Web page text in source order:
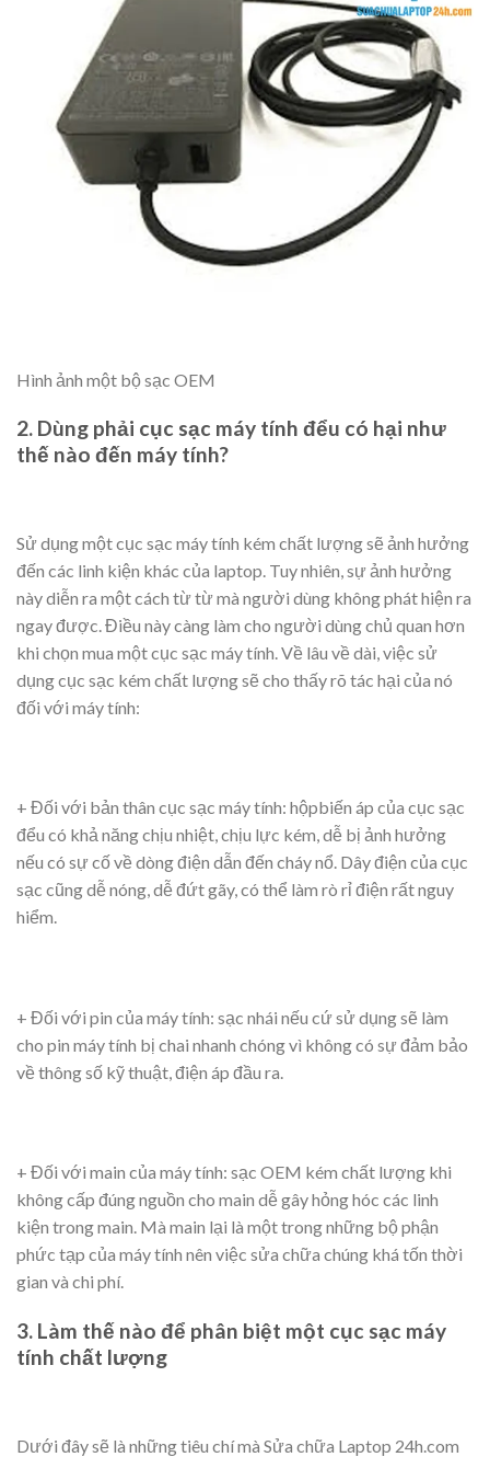
Hình ảnh một bộ sạc OEM
2. Dùng phải cục sạc máy tính đểu có hại như
thế nào đến máy tính?
Sử dụng một cục sạc máy tính kém chất lượng sẽ ảnh hưởng
đến các linh kiện khác của laptop. Tuy nhiên, sự ảnh hưởng
này diễn ra một cách từ từ mà người dùng không phát hiện ra
ngay được. Điều này càng làm cho người dùng chủ quan hơn
khi chọn mua một cục sạc máy tính. Về lâu về dài, việc sử
dụng cục sạc kém chất lượng sẽ cho thấy rõ tác hại của nó
đối với máy tính:
+ Đối với bản thân cục sạc máy tính: hộpbiến áp của cục sạc
đểu có khả năng chịu nhiệt, chịu lực kém, dễ bị ảnh hưởng
nếu có sự cố về dòng điện dẫn đến cháy nổ. Dây điện của cục
sạc cũng dễ nóng, dễ đứt gãy, có thể làm rò rỉ điện rất nguy
hiểm.
+ Đối với pin của máy tính: sạc nhái nếu cứ sử dụng sẽ làm
cho pin máy tính bị chai nhanh chóng vì không có sự đảm bảo
về thông số kỹ thuật, điện áp đầu ra.
+ Đối với main của máy tính: sạc OEM kém chất lượng khi
không cấp đúng nguồn cho main dễ gây hỏng hóc các linh
kiện trong main. Mà main lại là một trong những bộ phận
phức tạp của máy tính nên việc sửa chữa chúng khá tốn thời
gian và chi phí.
3. Làm thế nào để phân biệt một cục sạc máy
tính chất lượng
Dưới đây sẽ là những tiêu chí mà Sửa chữa Laptop 24h.com